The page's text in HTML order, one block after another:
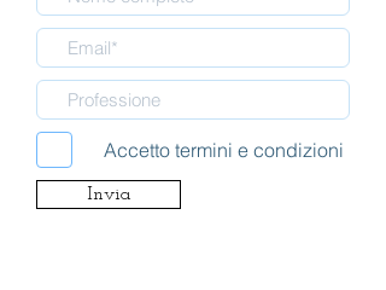
Accetto termini e condizioni
Invia